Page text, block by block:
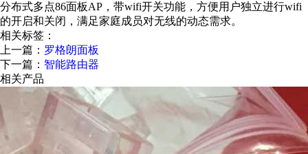
分布式多点86面板AP，带wifi开关功能，方便用户独立进行wifi
的开启和关闭，满足家庭成员对无线的动态需求。
相关标签：
上一篇： 罗格朗面板
下一篇： 智能路由器
相关产品